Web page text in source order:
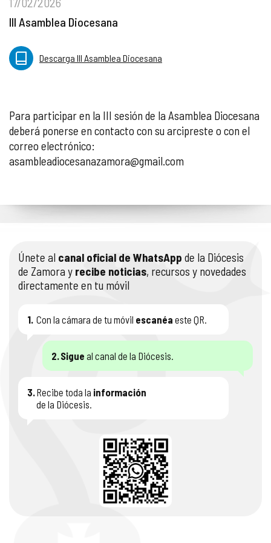
III Asamblea Diocesana
Descarga III Asamblea Diocesana
Para participar en la III sesión de la Asamblea Diocesana
deberá ponerse en contacto con su arcipreste o con el
correo electrónico:
asambleadiocesanazamora@gmail.com
Únete al canal oficial de WhatsApp de la Diócesis
de Zamora y recibe noticias, recursos y novedades
directamente en tu móvil
1. Con la cámara de tu móvil escanéa este QR.
2.Sigue al canal de la Diócesis.
3.Recibe toda la información
de la Diócesis.